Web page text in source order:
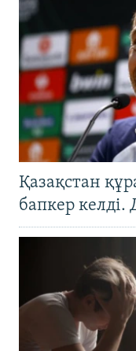
Қазақстан
бапкер келді.